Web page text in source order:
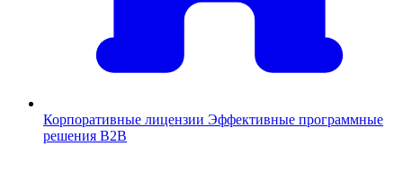
Корпоративные лицензии Эффективные программные
решения B2B